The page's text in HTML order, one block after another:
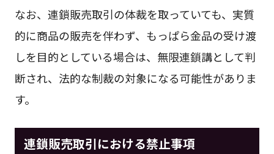
なお、連鎖販売取引の体裁を取っていても、実質
的に商品の販売を伴わず、もっぱら金品の受け渡
しを目的としている場合は、無限連鎖講として判
断され、法的な制裁の対象になる可能性がありま
す。
連鎖販売取引における禁止事項